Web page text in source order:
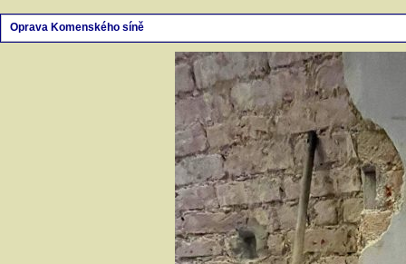
Oprava Komenského síně